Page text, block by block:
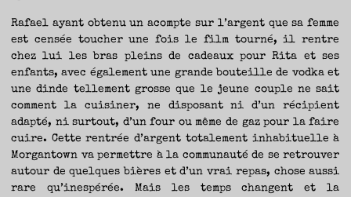
Rafael ayant obtenu un acompte sur l’argent que sa femme
est censée toucher une fois le film tourné, il rentre
chez lui les bras pleins de cadeaux pour Rita et ses
enfants, avec également une grande bouteille de vodka et
une dinde tellement grosse que le jeune couple ne sait
comment la cuisiner, ne disposant ni d’un récipient
adapté, ni surtout, d’un four ou même de gaz pour la faire
cuire. Cette rentrée d’argent totalement inhabituelle à
Morgantown va permettre à la communauté de se retrouver
autour de quelques bières et d’un vrai repas, chose aussi
rare qu’inespérée. Mais les temps changent et la